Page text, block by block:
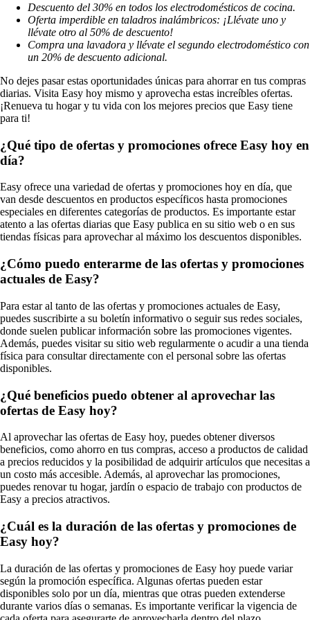
Descuento del 30% en todos los electrodomésticos de cocina.
Oferta imperdible en taladros inalámbricos: ¡Llévate uno y
llévate otro al 50% de descuento!
Compra una lavadora y llévate el segundo electrodoméstico con
un 20% de descuento adicional.
No dejes pasar estas oportunidades únicas para ahorrar en tus compras
diarias. Visita Easy hoy mismo y aprovecha estas increíbles ofertas.
¡Renueva tu hogar y tu vida con los mejores precios que Easy tiene
para ti!
¿Qué tipo de ofertas y promociones ofrece Easy hoy en
día?
Easy ofrece una variedad de ofertas y promociones hoy en día, que
van desde descuentos en productos específicos hasta promociones
especiales en diferentes categorías de productos. Es importante estar
atento a las ofertas diarias que Easy publica en su sitio web o en sus
tiendas físicas para aprovechar al máximo los descuentos disponibles.
¿Cómo puedo enterarme de las ofertas y promociones
actuales de Easy?
Para estar al tanto de las ofertas y promociones actuales de Easy,
puedes suscribirte a su boletín informativo o seguir sus redes sociales,
donde suelen publicar información sobre las promociones vigentes.
Además, puedes visitar su sitio web regularmente o acudir a una tienda
física para consultar directamente con el personal sobre las ofertas
disponibles.
¿Qué beneficios puedo obtener al aprovechar las
ofertas de Easy hoy?
Al aprovechar las ofertas de Easy hoy, puedes obtener diversos
beneficios, como ahorro en tus compras, acceso a productos de calidad
a precios reducidos y la posibilidad de adquirir artículos que necesitas a
un costo más accesible. Además, al aprovechar las promociones,
puedes renovar tu hogar, jardín o espacio de trabajo con productos de
Easy a precios atractivos.
¿Cuál es la duración de las ofertas y promociones de
Easy hoy?
La duración de las ofertas y promociones de Easy hoy puede variar
según la promoción específica. Algunas ofertas pueden estar
disponibles solo por un día, mientras que otras pueden extenderse
durante varios días o semanas. Es importante verificar la vigencia de